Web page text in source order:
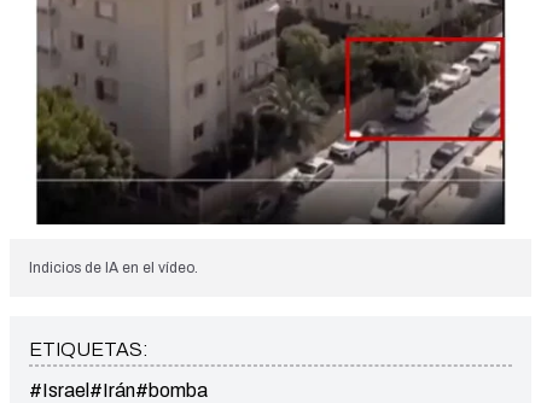
Indicios de IA en el vídeo.
ETIQUETAS:
#Israel #Irán#bomba